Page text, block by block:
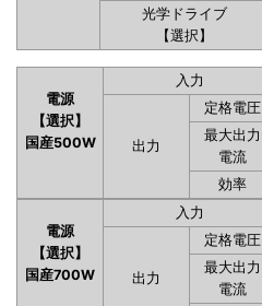
光学ドライブ
【選択】
電源
【選択】
国産500W
入力
出力
定格電圧
最大出力
電流
効率
電源
【選択】
国産700W
入力
出力
定格電圧
最大出力
電流